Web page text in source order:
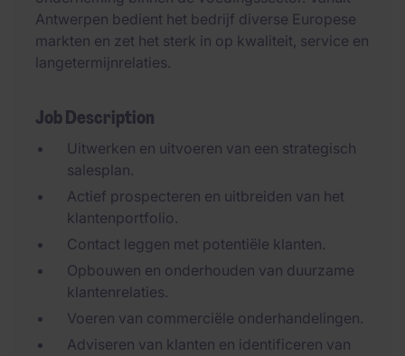
Antwerpen bedient het bedrijf diverse Europese
markten en zet het sterk in op kwaliteit, service en
langetermijnrelaties.
Job Description
Uitwerken en uitvoeren van een strategisch
salesplan.
Actief prospecteren en uitbreiden van het
klantenportfolio.
Contact leggen met potentiële klanten.
Opbouwen en onderhouden van duurzame
klantenrelaties.
Voeren van commerciële onderhandelingen.
Adviseren van klanten en identificeren van